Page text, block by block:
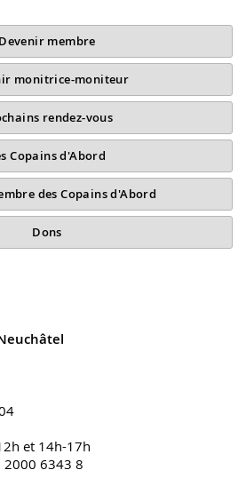
Devenir membre
monitrice-moniteur
rendez-vous
Copains d'Abord
des Copains d'Abord
Dons
et 14h-17h
2000 6343 8